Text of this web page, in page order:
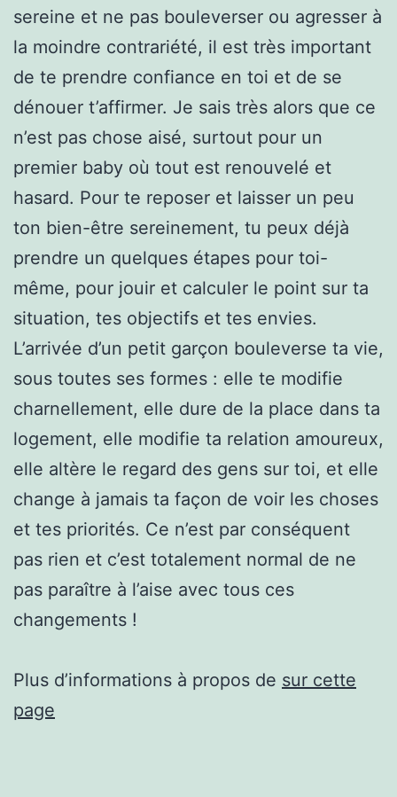
sereine et ne pas bouleverser ou agresser à
la moindre contrariété, il est très important
de te prendre confiance en toi et de se
dénouer t’affirmer. Je sais très alors que ce
n’est pas chose aisé, surtout pour un
premier baby où tout est renouvelé et
hasard. Pour te reposer et laisser un peu
ton bien-être sereinement, tu peux déjà
prendre un quelques étapes pour toi-
même, pour jouir et calculer le point sur ta
situation, tes objectifs et tes envies.
L’arrivée d’un petit garçon bouleverse ta vie,
sous toutes ses formes : elle te modifie
charnellement, elle dure de la place dans ta
logement, elle modifie ta relation amoureux,
elle altère le regard des gens sur toi, et elle
change à jamais ta façon de voir les choses
et tes priorités. Ce n’est par conséquent
pas rien et c’est totalement normal de ne
pas paraître à l’aise avec tous ces
changements !
Plus d’informations à propos de sur cette
page